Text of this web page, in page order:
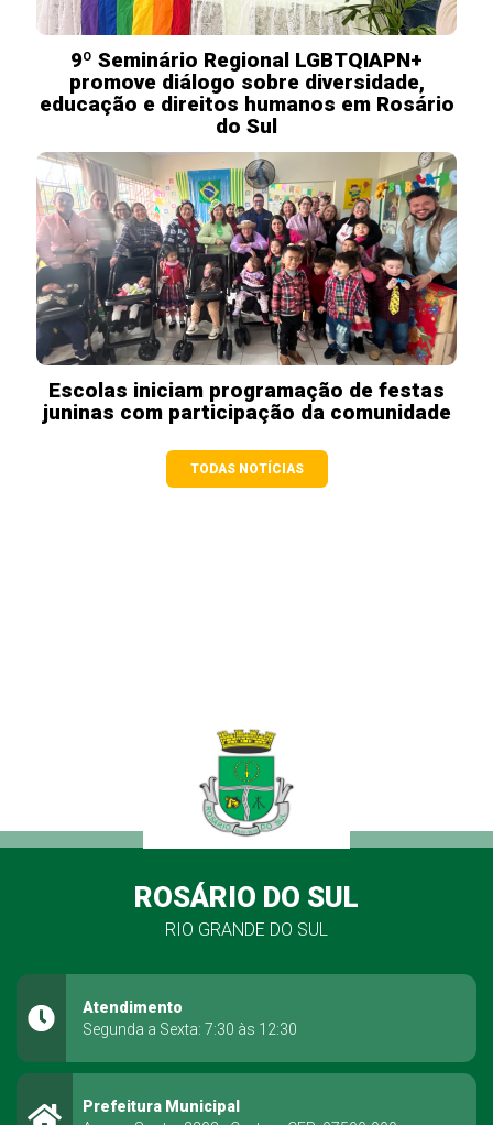
9º Seminário Regional LGBTQIAPN+
promove diálogo sobre diversidade,
educação e direitos humanos em Rosário
do Sul
Escolas iniciam programação de festas
juninas com participação da comunidade
TODAS NOTÍCIAS
ROSÁRIO DO SUL
RIO GRANDE DO SUL
Atendimento
Segunda a Sexta: 7:30 às 12:30
Prefeitura Municipal